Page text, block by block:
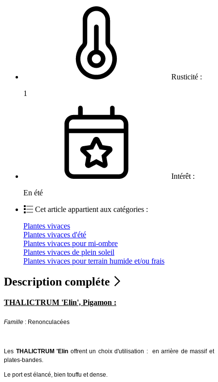
Rusticité :
1
Intérêt :
En été
Cet article appartient aux catégories :
Plantes vivaces
Plantes vivaces d'été
Plantes vivaces pour mi-ombre
Plantes vivaces de plein soleil
Plantes vivaces pour terrain humide et/ou frais
Description compléte
THALICTRUM 'Elin', Pigamon :
Famille : Renonculacées
Les THALICTRUM 'Elin offrent un choix d'utilisation : en arrière de massif et
plates-bandes.
Le port est élancé, bien touffu et dense.